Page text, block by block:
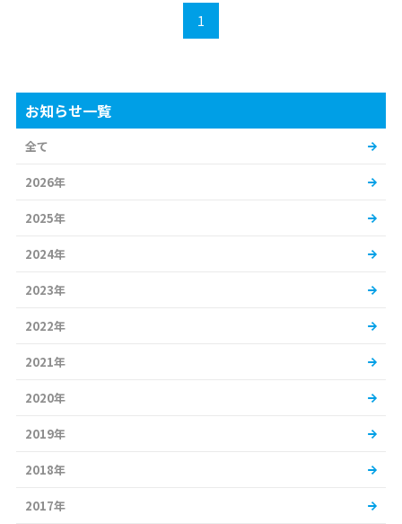
1
お知らせ一覧
全て
2026年
2025年
2024年
2023年
2022年
2021年
2020年
2019年
2018年
2017年